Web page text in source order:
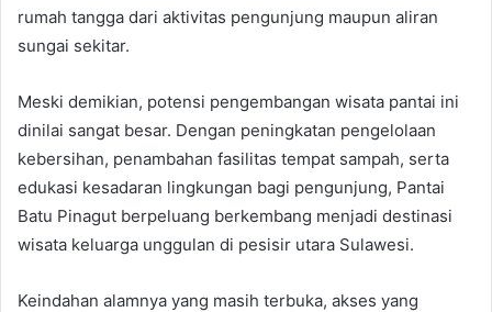
rumah tangga dari aktivitas pengunjung maupun aliran
sungai sekitar.
Meski demikian, potensi pengembangan wisata pantai ini
dinilai sangat besar. Dengan peningkatan pengelolaan
kebersihan, penambahan fasilitas tempat sampah, serta
edukasi kesadaran lingkungan bagi pengunjung, Pantai
Batu Pinagut berpeluang berkembang menjadi destinasi
wisata keluarga unggulan di pesisir utara Sulawesi.
Keindahan alamnya yang masih terbuka, akses yang